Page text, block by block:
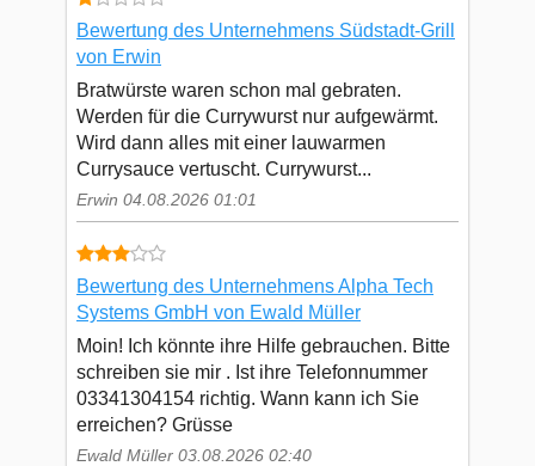
Bewertung des Unternehmens Südstadt-Grill
von Erwin
Bratwürste waren schon mal gebraten.
Werden für die Currywurst nur aufgewärmt.
Wird dann alles mit einer lauwarmen
Currysauce vertuscht. Currywurst...
Erwin 04.08.2026 01:01
Bewertung des Unternehmens Alpha Tech
Systems GmbH von Ewald Müller
Moin! Ich könnte ihre Hilfe gebrauchen. Bitte
schreiben sie mir . Ist ihre Telefonnummer
03341304154 richtig. Wann kann ich Sie
erreichen? Grüsse
Ewald Müller 03.08.2026 02:40